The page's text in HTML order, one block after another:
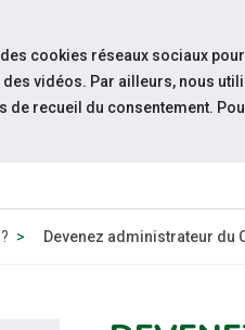
Devenez administrateur du
cookies réseaux sociaux
vidéos. Par ailleurs, nous
de recueil du consentement.